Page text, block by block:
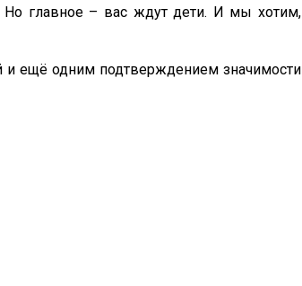
Но главное – вас ждут дети. И мы хотим,
и ещё одним подтверждением значимости